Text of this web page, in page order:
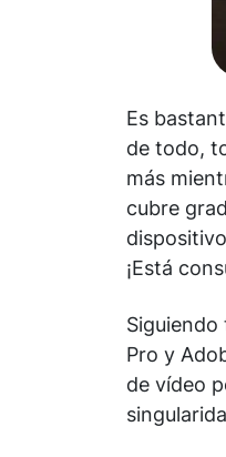
Es
de todo,
más
cubre
¡Está
Pro y
de vídeo